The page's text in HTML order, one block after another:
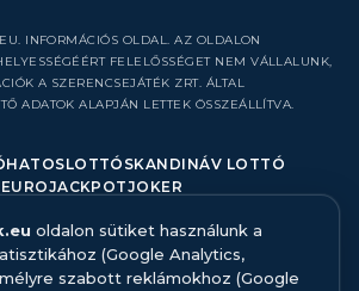
INFORMÁCIÓS OLDAL. AZ OLDALON
FELELŐSSÉGET NEM VÁLLALUNK,
A SZERENCSEJÁTÉK ZRT. ÁLTAL
ADATOK ALAPJÁN LETTEK ÖSSZEÁLLÍTVA.
HATOSLOTTÓ SKANDINÁV LOTTÓ
EUROJACKPOTJOKER
oldalon sütiket használunk a
(Google Analytics,
szabott reklámokhoz (Google